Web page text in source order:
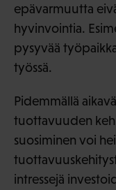
epävarmuutta
hyvinvointia.
pysyvää
työssä.
Pidemmällä
tuottavuuden
suosiminen voi
intressejä